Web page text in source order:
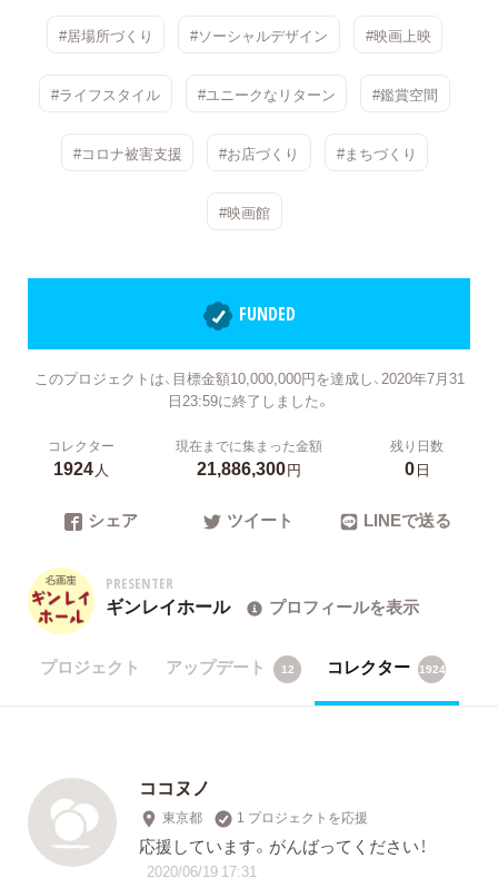
#居場所づくり #ソーシャルデザイン #映画上映
#ライフスタイル #ユニークなリターン #鑑賞空間
#コロナ被害支援 #お店づくり #まちづくり
#映画館
FUNDED
このプロジェクトは、目標金額10,000,000円を達成し、2020年7月31
日23:59に終了しました。
コレクター
1924人
現在までに集まった金額
21,886,300円
残り日数
0日
シェア ツイート LINEで送る
PRESENTER
ギンレイホール プロフィールを表示
プロジェクト アップデート 12 コレクター 1924
ココヌノ
東京都 1 プロジェクトを応援
応援しています。がんばってください！
2020/06/19 17:31